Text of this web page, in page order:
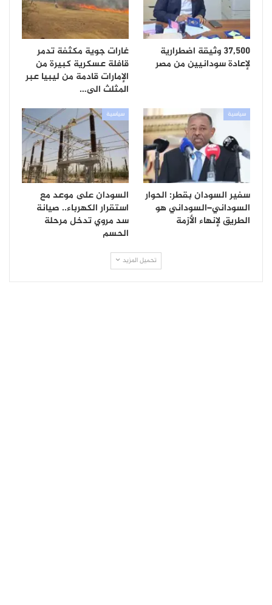
37,500 وثيقة اضطرارية
لإعادة سودانيين من مصر
غارات جوية مكثفة تدمر
قافلة عسكرية كبيرة من
الإمارات قادمة من ليبيا عبر
المثلث الى…
سياسية
سفير السودان بقطر: الحوار
السوداني–السوداني هو
الطريق لإنهاء الأزمة
سياسية
السودان على موعد مع
استقرار الكهرباء.. صيانة
سد مروي تدخل مرحلة
الحسم
تحميل المزيد